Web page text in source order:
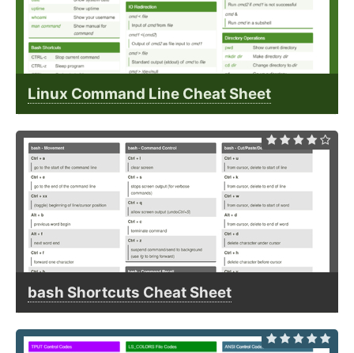
Linux Command Line Cheat Sheet
bash Shortcuts Cheat Sheet